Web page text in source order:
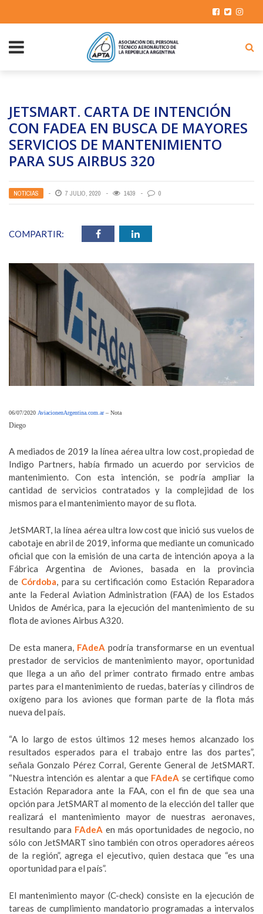
JETSMART. CARTA DE INTENCIÓN
CON FADEA EN BUSCA DE MAYORES
SERVICIOS DE MANTENIMIENTO
PARA SUS AIRBUS 320
NOTICIAS 7 JULIO, 2020 1439 0
COMPARTIR:
06/07/2020 AviacionenArgentina.com.ar– Nota
Diego
A mediados de 2019 la línea aérea ultra low cost, propiedad de
Indigo Partners, había firmado un acuerdo por servicios de
mantenimiento. Con esta intención, se podría ampliar la
cantidad de servicios contratados y la complejidad de los
mismos para el mantenimiento mayor de su flota.
JetSMART, la línea aérea ultra low cost que inició sus vuelos de
cabotaje en abril de 2019, informa que mediante un comunicado
oficial que con la emisión de una carta de intención apoya a la
Fábrica Argentina de Aviones, basada en la provincia
de Córdoba, para su certificación como Estación Reparadora
ante la Federal Aviation Administration (FAA) de los Estados
Unidos de América, para la ejecución del mantenimiento de su
flota de aviones Airbus A320.
De esta manera, FAdeA podría transformarse en un eventual
prestador de servicios de mantenimiento mayor, oportunidad
que llega a un año del primer contrato firmado entre ambas
partes para el mantenimiento de ruedas, baterías y cilindros de
oxígeno para los aviones que forman parte de la flota más
nueva del país.
“A lo largo de estos últimos 12 meses hemos alcanzado los
resultados esperados para el trabajo entre las dos partes”,
señala Gonzalo Pérez Corral, Gerente General de JetSMART.
“Nuestra intención es alentar a que FAdeA se certifique como
Estación Reparadora ante la FAA, con el fin de que sea una
opción para JetSMART al momento de la elección del taller que
realizará el mantenimiento mayor de nuestras aeronaves,
resultando para FAdeA en más oportunidades de negocio, no
sólo con JetSMART sino también con otros operadores aéreos
de la región”, agrega el ejecutivo, quien destaca que “es una
oportunidad para el país”.
El mantenimiento mayor (C-check) consiste en la ejecución de
tareas de cumplimiento mandatorio programadas a intervalos